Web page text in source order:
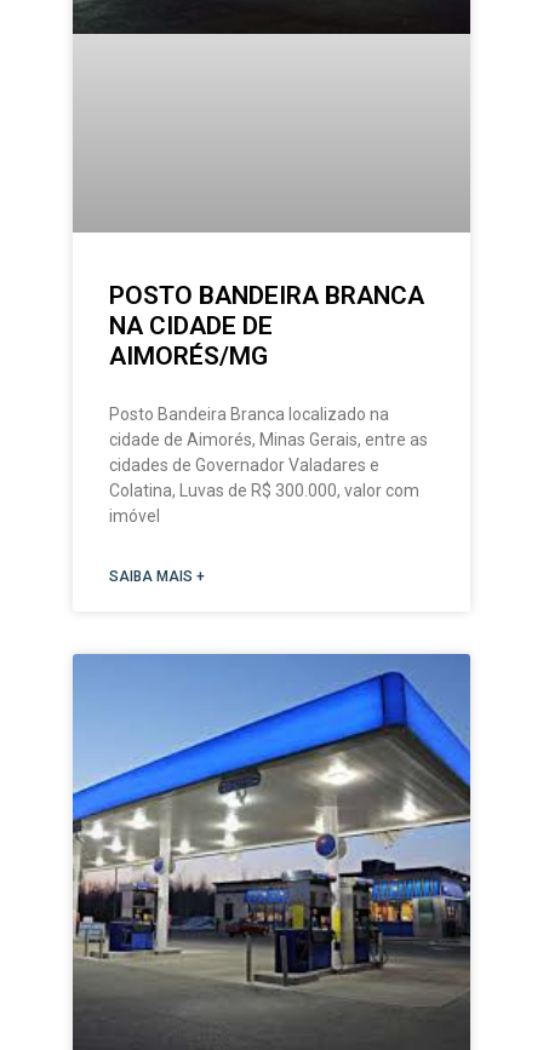
POSTO BANDEIRA BRANCA
NA CIDADE DE
AIMORÉS/MG
Posto Bandeira Branca localizado na
cidade de Aimorés, Minas Gerais, entre as
cidades de Governador Valadares e
Colatina, Luvas de R$ 300.000, valor com
imóvel
SAIBA MAIS +